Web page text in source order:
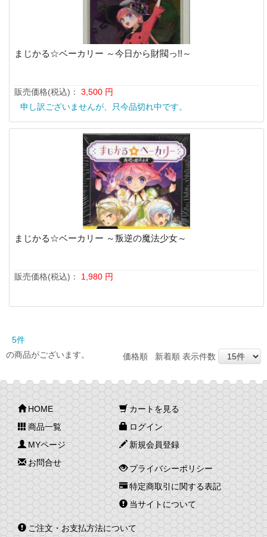
まじかる☆ベーカリー ～今日から財閥っ!!～
販売価格(税込)： 3,500 円
申し訳ございませんが、只今品切れ中です。
まじかる☆ベーカリー ～叛逆の魔法少女～
販売価格(税込)： 1,980 円
5件
の商品がございます。
価格順 新着順 表示件数
HOME
商品一覧
MYページ
お問合せ
カートを見る
ログイン
新規会員登録
プライバシーポリシー
特定商取引に関する表記
当サイトについて
ご注文・お支払方法について